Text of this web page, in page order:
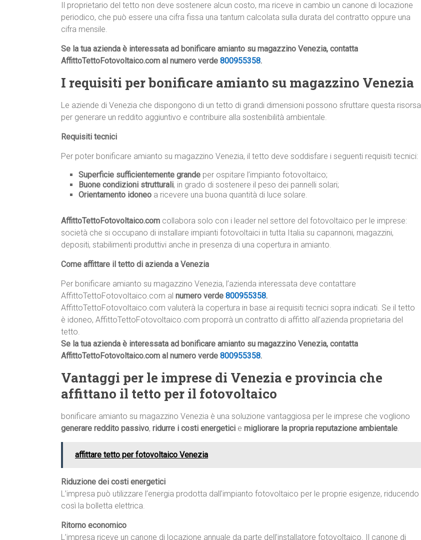
Il proprietario del tetto non deve sostenere alcun costo, ma riceve in cambio un canone di locazione
periodico, che può essere una cifra fissa una tantum calcolata sulla durata del contratto oppure una
cifra mensile.
Se la tua azienda è interessata ad bonificare amianto su magazzino Venezia, contatta
AffittoTettoFotovoltaico.com al numero verde 800955358.
I requisiti per bonificare amianto su magazzino Venezia
Le aziende di Venezia che dispongono di un tetto di grandi dimensioni possono sfruttare questa risorsa
per generare un reddito aggiuntivo e contribuire alla sostenibilità ambientale.
Requisiti tecnici
Per poter bonificare amianto su magazzino Venezia, il tetto deve soddisfare i seguenti requisiti tecnici:
Superficie sufficientemente grande per ospitare l’impianto fotovoltaico;
Buone condizioni strutturali, in grado di sostenere il peso dei pannelli solari;
Orientamento idoneo a ricevere una buona quantità di luce solare.
AffittoTettoFotovoltaico.com collabora solo con i leader nel settore del fotovoltaico per le imprese:
società che si occupano di installare impianti fotovoltaici in tutta Italia su capannoni, magazzini,
depositi, stabilimenti produttivi anche in presenza di una copertura in amianto.
Come affittare il tetto di azienda a Venezia
Per bonificare amianto su magazzino Venezia, l’azienda interessata deve contattare
AffittoTettoFotovoltaico.com al numero verde 800955358.
AffittoTettoFotovoltaico.com valuterà la copertura in base ai requisiti tecnici sopra indicati. Se il tetto
è idoneo, AffittoTettoFotovoltaico.com proporrà un contratto di affitto all’azienda proprietaria del
tetto.
Se la tua azienda è interessata ad bonificare amianto su magazzino Venezia, contatta
AffittoTettoFotovoltaico.com al numero verde 800955358.
Vantaggi per le imprese di Venezia e provincia che
affittano il tetto per il fotovoltaico
bonificare amianto su magazzino Venezia è una soluzione vantaggiosa per le imprese che vogliono
generare reddito passivo, ridurre i costi energetici e migliorare la propria reputazione ambientale.
affittare tetto per fotovoltaico Venezia
Riduzione dei costi energetici
L’impresa può utilizzare l’energia prodotta dall’impianto fotovoltaico per le proprie esigenze, riducendo
così la bolletta elettrica.
Ritorno economico
L’impresa riceve un canone di locazione annuale da parte dell’installatore fotovoltaico. Il canone di